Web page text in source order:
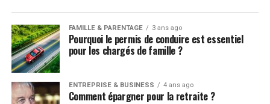
FAMILLE & PARENTAGE 3 ans ago
Pourquoi le permis de conduire est essentiel
pour les chargés de famille ?
ENTREPRISE & BUSINESS 4 ans ago
Comment épargner pour la retraite ?